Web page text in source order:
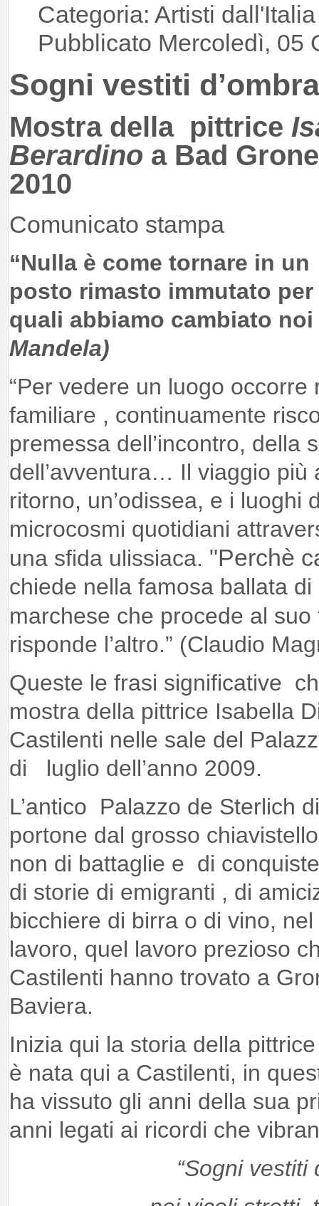
Categoria: Artisti dall'Italia
Pubblicato Mercoledì, 05
Sogni vestiti d’ombra
Mostra della pittrice
Berardino a Bad
2010
Comunicato stampa
“Nulla è come tornare in un
posto rimasto immutato
quali abbiamo cambiato
Mandela)
“Per vedere un luogo
familiare , continuamente
premessa dell’incontro, della
dell’avventura… Il viaggio più
ritorno, un’odissea, e i luoghi
microcosmi quotidiani
una sfida ulissiaca. "Perchè
chiede nella famosa ballata di
marchese che procede al
risponde l’altro.” (Claudio
Queste le frasi significative
mostra della pittrice Isabella
Castilenti nelle sale del
di luglio dell’anno 2009.
L’antico Palazzo de Sterlich
portone dal grosso
non di battaglie e di
di storie di emigranti , di
bicchiere di birra o di vino,
lavoro, quel lavoro prezioso
Castilenti hanno trovato a
Baviera.
Inizia qui la storia della
è nata qui a Castilenti, in
ha vissuto gli anni della sua
anni legati ai ricordi che
“Sogni vestiti